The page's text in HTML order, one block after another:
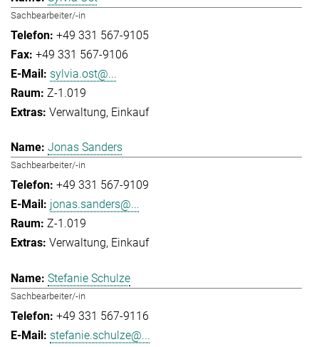
Sachbearbeiter/-in
+49 331 567-9105
+49 331 567-9106
sylvia.ost@...
Z-1.019
Verwaltung Einkauf
Jonas Sanders
Sachbearbeiter/-in
+49 331 567-9109
jonas.sanders@...
Z-1.019
Verwaltung Einkauf
Stefanie Schulze
Sachbearbeiter/-in
+49 331 567-9116
stefanie.schulze@...